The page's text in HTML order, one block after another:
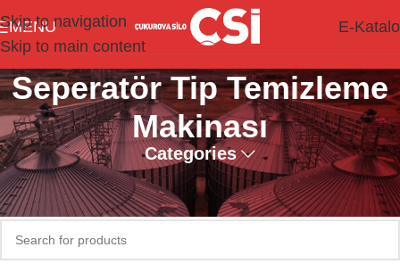
Skip to navigation
Skip to main content
MENU E-
Seperatör Tip Temizleme
Makinası
Categories
Seçiminizle eşleşen ürün bulunamadı.